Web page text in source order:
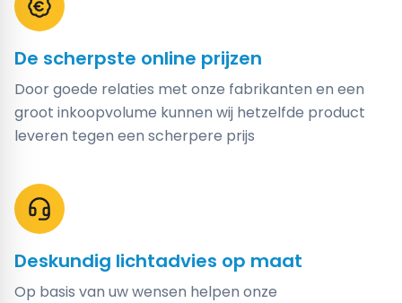
De scherpste online prijzen
Door goede relaties met onze fabrikanten en een
groot inkoopvolume kunnen wij hetzelfde product
leveren tegen een scherpere prijs
Deskundig lichtadvies op maat
Op basis van uw wensen helpen onze